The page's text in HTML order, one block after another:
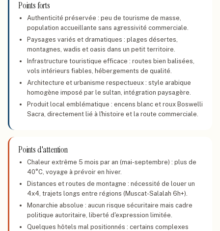
Points forts
Authenticité préservée : peu de tourisme de masse,
population accueillante sans agressivité commerciale.
Paysages variés et dramatiques : plages désertes,
montagnes, wadis et oasis dans un petit territoire.
Infrastructure touristique efficace : routes bien balisées,
vols intérieurs fiables, hébergements de qualité.
Architecture et urbanisme respectueux : style arabique
homogène imposé par le sultan, intégration paysagère.
Produit local emblématique : encens blanc et roux Boswelli
Sacra, directement lié à l'histoire et la route commerciale.
Points d'attention
Chaleur extrême 5 mois par an (mai-septembre) : plus de
40°C, voyage à prévoir en hiver.
Distances et routes de montagne : nécessité de louer un
4x4, trajets longs entre régions (Muscat-Salalah 6h+).
Monarchie absolue : aucun risque sécuritaire mais cadre
politique autoritaire, liberté d'expression limitée.
Quelques hôtels mal positionnés : certains complexes